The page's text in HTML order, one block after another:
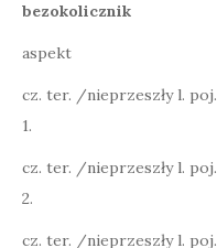
bezokolicznik
aspekt
cz. ter. /nieprzeszły l. poj.
1.
cz. ter. /nieprzeszły l. poj.
2.
cz. ter. /nieprzeszły l. poj.